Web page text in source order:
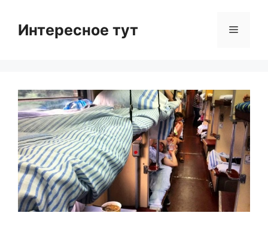
contentИнтересное тут Menu